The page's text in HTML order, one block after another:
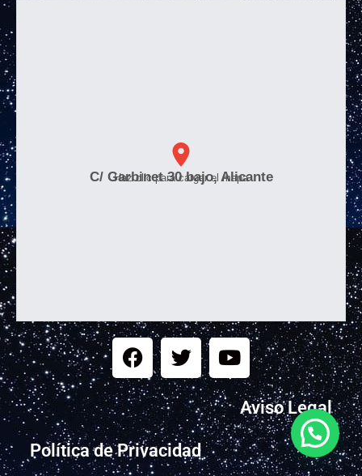
C/ Garbinet 30 bajo, Alicante
Haz clic para cargar el mapa
Aviso Legal
Política de Privacidad